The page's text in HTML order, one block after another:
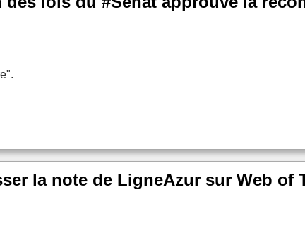
la note de LigneAzur sur Web of